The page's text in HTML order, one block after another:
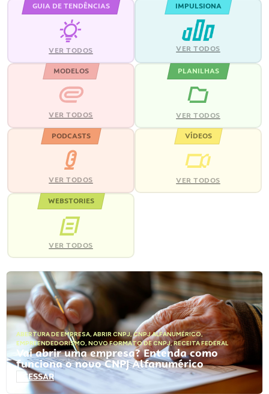
GUIA DE TENDÊNCIAS
VER TODOS
IMPULSIONA
VER TODOS
MODELOS
VER TODOS
PLANILHAS
VER TODOS
PODCASTS
VER TODOS
VÍDEOS
VER TODOS
WEBSTORIES
VER TODOS
ABERTURA DE EMPRESA, ABRIR CNPJ,CNPJ ALFANUMÉRICO,
EMPREENDEDORISMO, NOVO FORMATO DE CNPJ,RECEITA FEDERAL
Vai abrir uma empresa? Entenda como
funciona o novo CNPJ Alfanumérico
ACESSAR